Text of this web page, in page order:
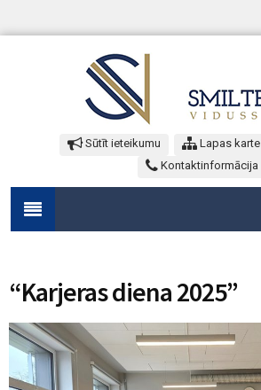
Sūtīt ieteikumu Lapas karte
Kontaktinformācija
“Karjeras diena 2025”